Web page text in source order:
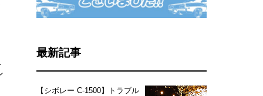
最新記事
【シボレー C-1500】トラブル